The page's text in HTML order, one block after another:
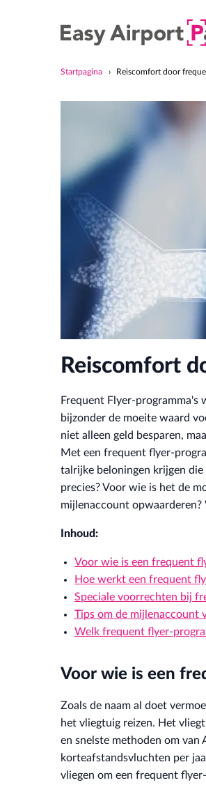
Startpagina Reiscomfort door
Reiscomfort
Frequent Flyer-programma's
bijzonder de moeite waard
niet alleen geld besparen,
Met een frequent flyer-
talrijke beloningen krijgen
precies? Voor wie is het de
mijlenaccount opwaarderen?
Inhoud:
Voor wie is een frequent
Hoe werkt een frequent
Speciale voorrechten bij
Tips om de mijlenaccount
Welk frequent flyer-
Voor wie is een
Zoals de naam al doet
het vliegtuig reizen. Het
en snelste methoden om van
korteafstandsvluchten per
vliegen om een frequent